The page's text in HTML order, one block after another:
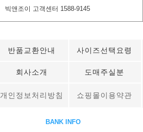
빅앤조이 고객센터 1588-9145
반품교환안내 사이즈선택요령
회사소개 도매주실분
개인정보처리방침 쇼핑몰이용약관
BANK INFO